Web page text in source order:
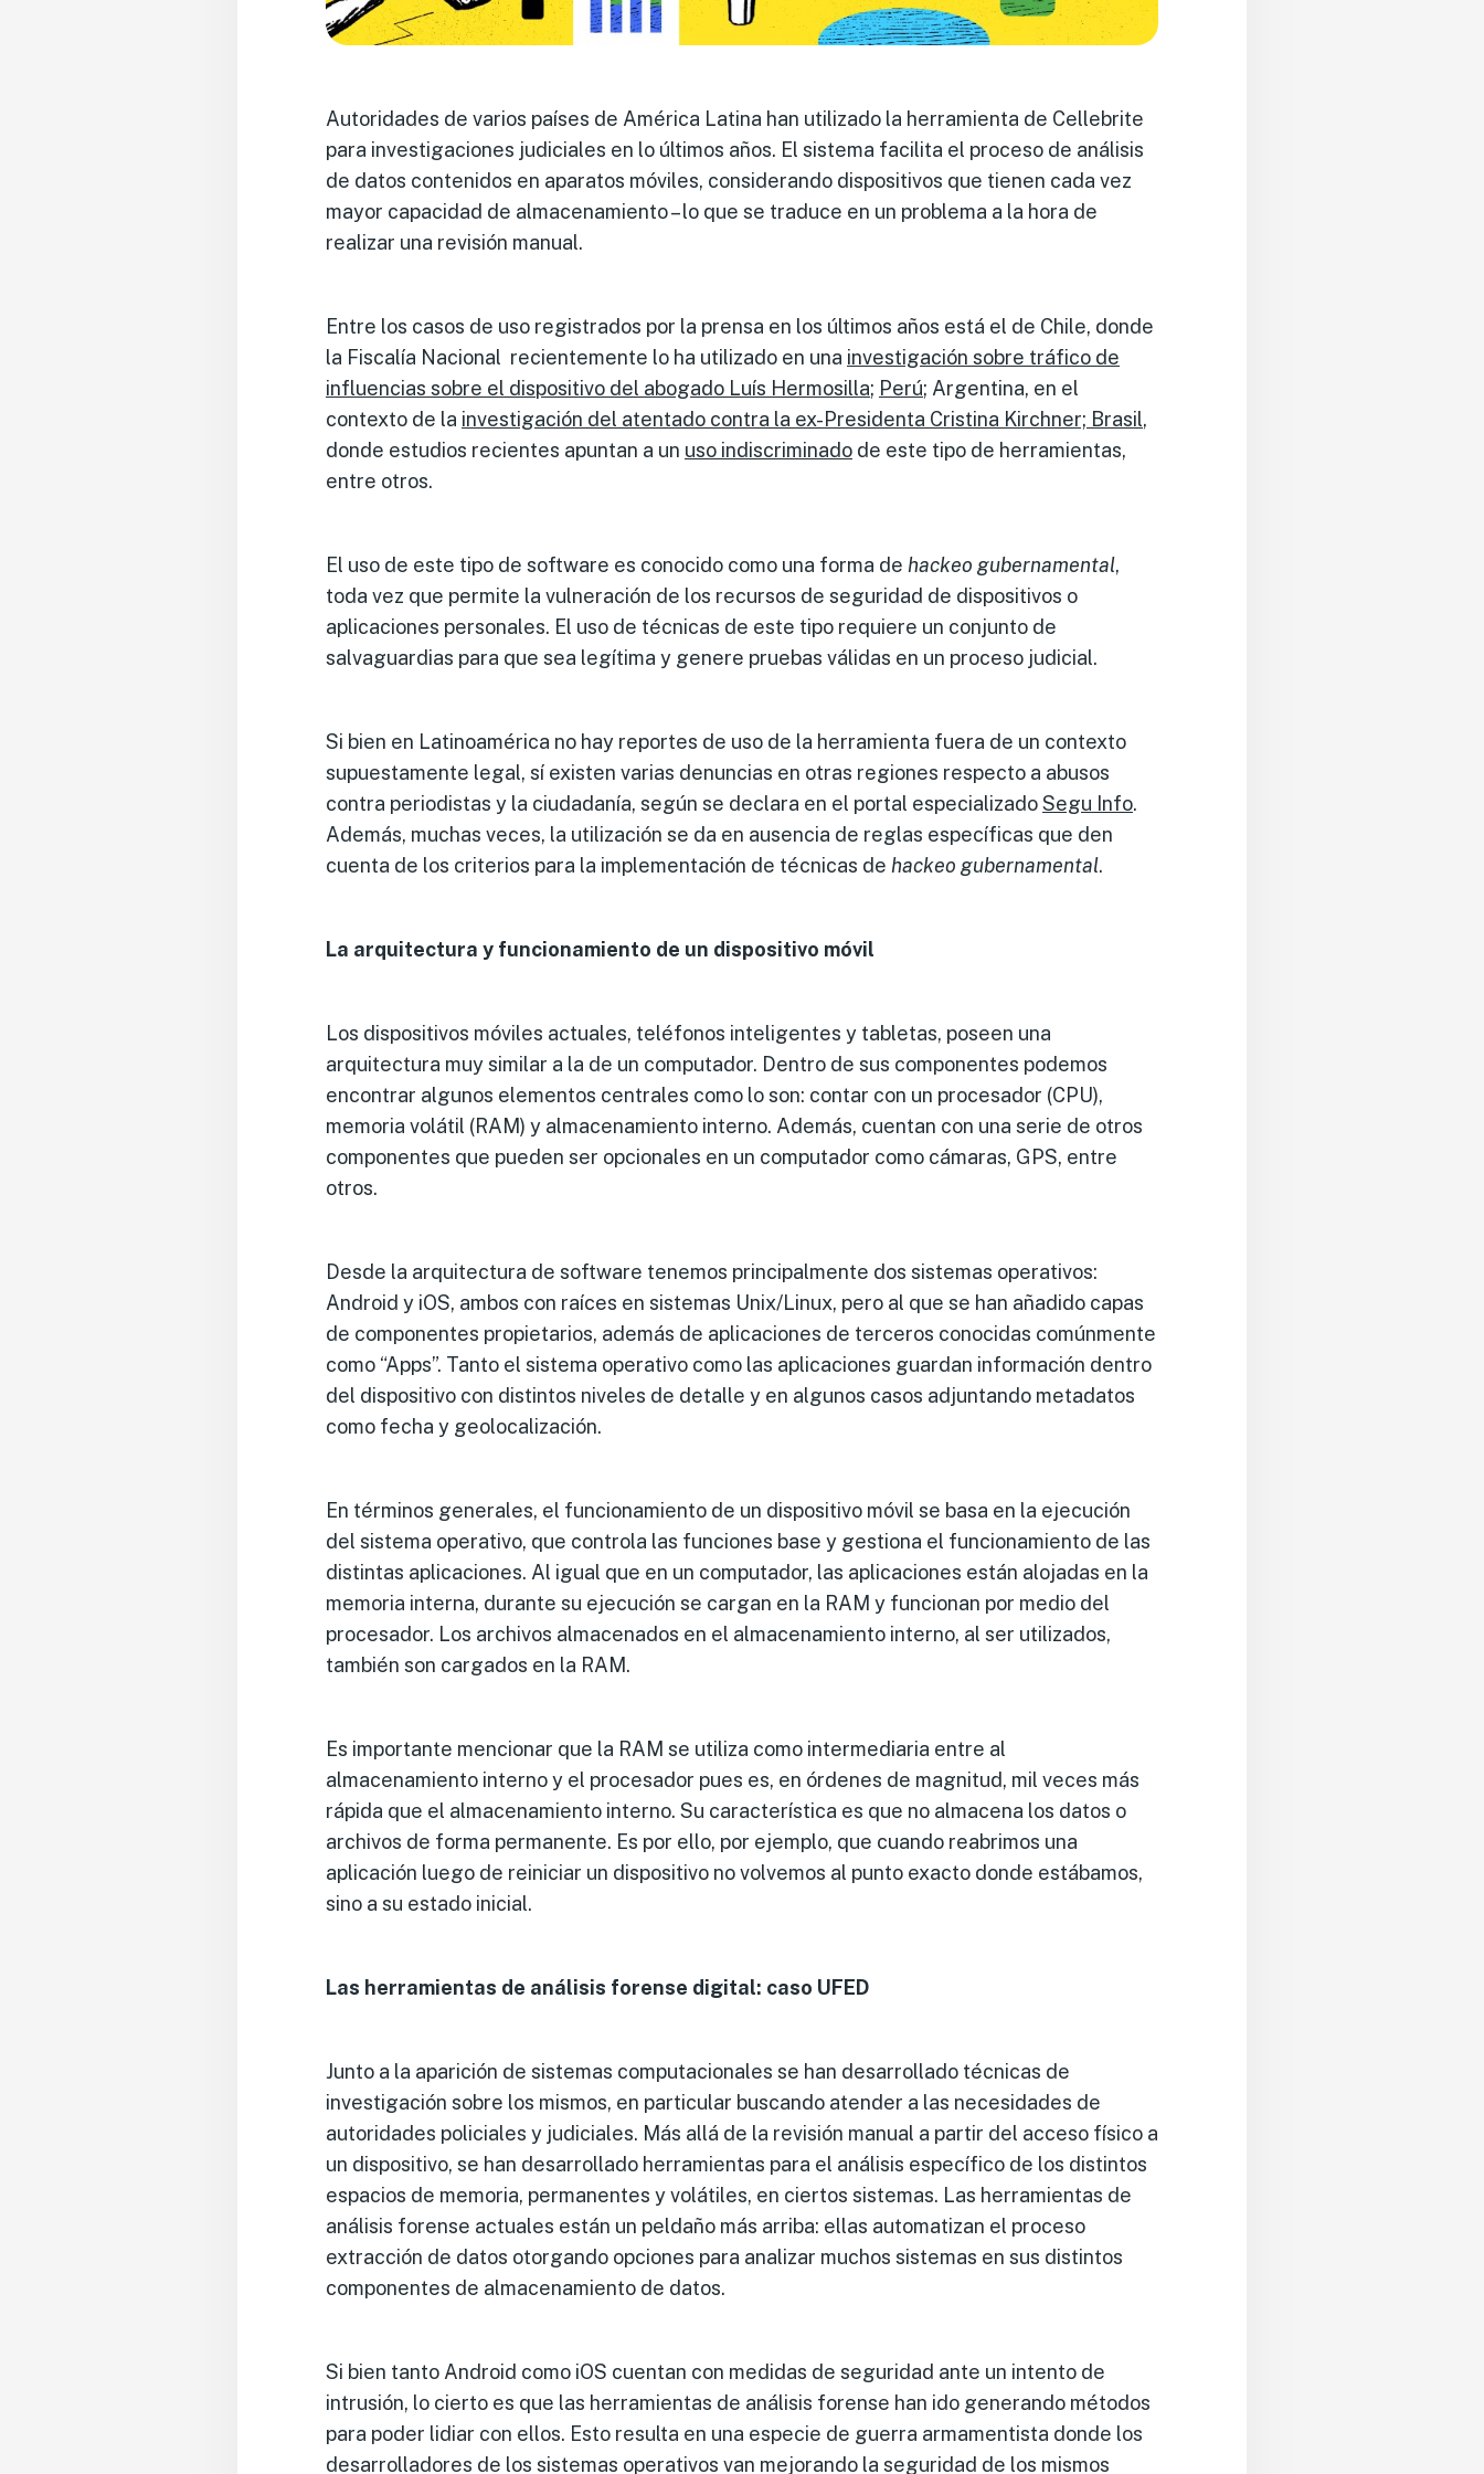
Autoridades de varios países de América Latina han utilizado la herramienta de Cellebrite
para investigaciones judiciales en lo últimos años. El sistema facilita el proceso de análisis
de datos contenidos en aparatos móviles, considerando dispositivos que tienen cada vez
mayor capacidad de almacenamiento – lo que se traduce en un problema a la hora de
realizar una revisión manual.
Entre los casos de uso registrados por la prensa en los últimos años está el de Chile, donde
la Fiscalía Nacional recientemente lo ha utilizado en una investigación sobre tráfico de
influencias sobre el dispositivo del abogado Luís Hermosilla; Perú; Argentina, en el
contexto de la investigación del atentado contra la ex-Presidenta Cristina Kirchner; Brasil,
donde estudios recientes apuntan a un uso indiscriminado de este tipo de herramientas,
entre otros.
El uso de este tipo de software es conocido como una forma de hackeo gubernamental,
toda vez que permite la vulneración de los recursos de seguridad de dispositivos o
aplicaciones personales. El uso de técnicas de este tipo requiere un conjunto de
salvaguardias para que sea legítima y genere pruebas válidas en un proceso judicial.
Si bien en Latinoamérica no hay reportes de uso de la herramienta fuera de un contexto
supuestamente legal, sí existen varias denuncias en otras regiones respecto a abusos
contra periodistas y la ciudadanía, según se declara en el portal especializadoSegu Info.
Además, muchas veces, la utilización se da en ausencia de reglas específicas que den
cuenta de los criterios para la implementación de técnicas de hackeo gubernamental.
La arquitectura y funcionamiento de un dispositivo móvil
Los dispositivos móviles actuales, teléfonos inteligentes y tabletas, poseen una
arquitectura muy similar a la de un computador. Dentro de sus componentes podemos
encontrar algunos elementos centrales como lo son: contar con un procesador (CPU),
memoria volátil (RAM) y almacenamiento interno. Además, cuentan con una serie de otros
componentes que pueden ser opcionales en un computador como cámaras, GPS, entre
otros.
Desde la arquitectura de software tenemos principalmente dos sistemas operativos:
Android y iOS, ambos con raíces en sistemas Unix/Linux, pero al que se han añadido capas
de componentes propietarios, además de aplicaciones de terceros conocidas comúnmente
como “Apps”. Tanto el sistema operativo como las aplicaciones guardan información dentro
del dispositivo con distintos niveles de detalle y en algunos casos adjuntando metadatos
como fecha y geolocalización.
En términos generales, el funcionamiento de un dispositivo móvil se basa en la ejecución
del sistema operativo, que controla las funciones base y gestiona el funcionamiento de las
distintas aplicaciones. Al igual que en un computador, las aplicaciones están alojadas en la
memoria interna, durante su ejecución se cargan en la RAM y funcionan por medio del
procesador. Los archivos almacenados en el almacenamiento interno, al ser utilizados,
también son cargados en la RAM.
Es importante mencionar que la RAM se utiliza como intermediaria entre al
almacenamiento interno y el procesador pues es, en órdenes de magnitud, mil veces más
rápida que el almacenamiento interno. Su característica es que no almacena los datos o
archivos de forma permanente. Es por ello, por ejemplo, que cuando reabrimos una
aplicación luego de reiniciar un dispositivo no volvemos al punto exacto donde estábamos,
sino a su estado inicial.
Las herramientas de análisis forense digital: caso UFED
Junto a la aparición de sistemas computacionales se han desarrollado técnicas de
investigación sobre los mismos, en particular buscando atender a las necesidades de
autoridades policiales y judiciales. Más allá de la revisión manual a partir del acceso físico a
un dispositivo, se han desarrollado herramientas para el análisis específico de los distintos
espacios de memoria, permanentes y volátiles, en ciertos sistemas. Las herramientas de
análisis forense actuales están un peldaño más arriba: ellas automatizan el proceso
extracción de datos otorgando opciones para analizar muchos sistemas en sus distintos
componentes de almacenamiento de datos.
Si bien tanto Android como iOS cuentan con medidas de seguridad ante un intento de
intrusión, lo cierto es que las herramientas de análisis forense han ido generando métodos
para poder lidiar con ellos. Esto resulta en una especie de guerra armamentista donde los
desarrolladores de los sistemas operativos van mejorando la seguridad de los mismos